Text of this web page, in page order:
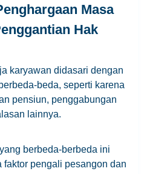
Masa
Hak
karyawan didasari dengan
beda, seperti karena
pensiun, penggabungan
lainnya.
berbeda-berbeda ini
pengali pesangon dan